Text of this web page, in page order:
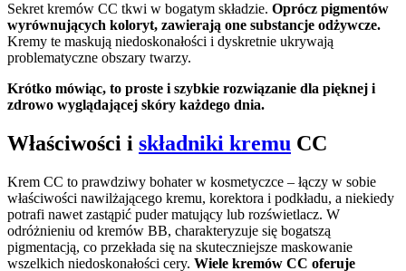
Sekret kremów CC tkwi w bogatym składzie. Oprócz pigmentów
wyrównujących koloryt, zawierają one substancje odżywcze.
Kremy te maskują niedoskonałości i dyskretnie ukrywają
problematyczne obszary twarzy.
Krótko mówiąc, to proste i szybkie rozwiązanie dla pięknej i
zdrowo wyglądającej skóry każdego dnia.
Właściwości i składniki kremu CC
Krem CC to prawdziwy bohater w kosmetyczce – łączy w sobie
właściwości nawilżającego kremu, korektora i podkładu, a niekiedy
potrafi nawet zastąpić puder matujący lub rozświetlacz. W
odróżnieniu od kremów BB, charakteryzuje się bogatszą
pigmentacją, co przekłada się na skuteczniejsze maskowanie
wszelkich niedoskonałości cery. Wiele kremów CC oferuje